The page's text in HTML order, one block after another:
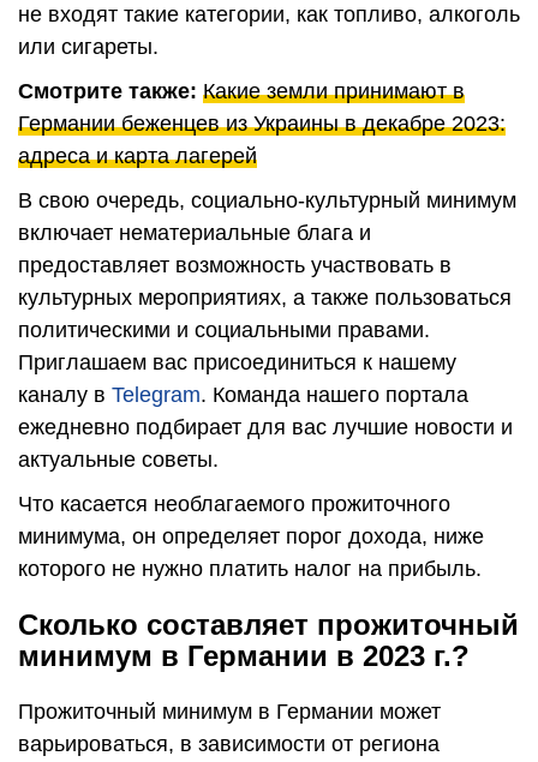
не входят такие категории, как топливо, алкоголь
или сигареты.
Смотрите также: Какие земли принимают в
Германии беженцев из Украины в декабре 2023:
адреса и карта лагерей
В свою очередь, социально-культурный минимум
включает нематериальные блага и
предоставляет возможность участвовать в
культурных мероприятиях, а также пользоваться
политическими и социальными правами.
Приглашаем вас присоединиться к нашему
каналу в Telegram. Команда нашего портала
ежедневно подбирает для вас лучшие новости и
актуальные советы.
Что касается необлагаемого прожиточного
минимума, он определяет порог дохода, ниже
которого не нужно платить налог на прибыль.
Сколько составляет прожиточный
минимум в Германии в 2023 г.?
Прожиточный минимум в Германии может
варьироваться, в зависимости от региона